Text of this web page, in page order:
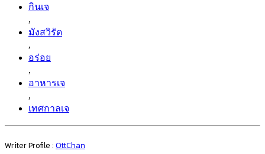
กินเจ
,
มังสวิรัต
,
อร่อย
,
อาหารเจ
,
เทศกาลเจ
Writer Profile : OttChan